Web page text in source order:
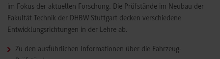
im Fokus der aktuellen Forschung. Die Prüfstände im Neubau der
Fakultät Technik der DHBW Stuttgart decken verschiedene
Entwicklungsrichtungen in der Lehre ab.
Zu den ausführlichen Informationen über die Fahrzeug-